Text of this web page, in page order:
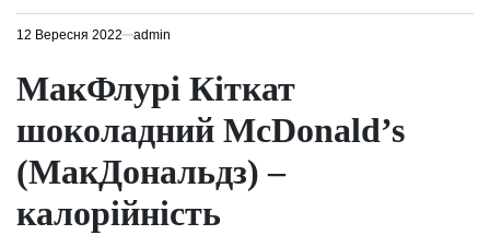
12 Вересня 2022 admin
МакФлурі Кіткат
шоколадний McDonald’s
(МакДональдз) –
калорійність